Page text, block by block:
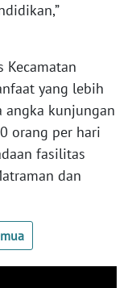
Kecamatan
yang lebih
angka kunjungan
orang per hari
fasilitas
dan